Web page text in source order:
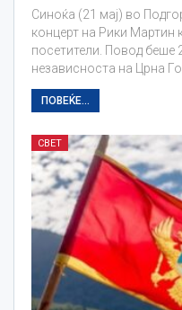
Синоќа (21 мај) во
концерт на Рики Мартин
посетители. Повод беше
независноста на Црна
ПОВЕЌЕ...
СВЕТ